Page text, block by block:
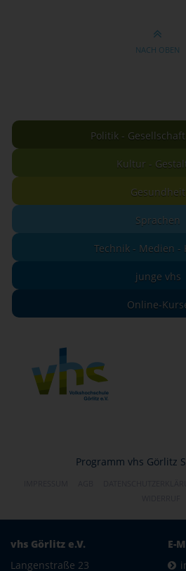
NACH OBEN
Politik -
Kultur -
Gesundheit
Sprachen
Technik - Medien -
junge vhs
Online-
Programm vhs Görlitz
vhs Görlitz e.V.
Langenstraße 23
E-